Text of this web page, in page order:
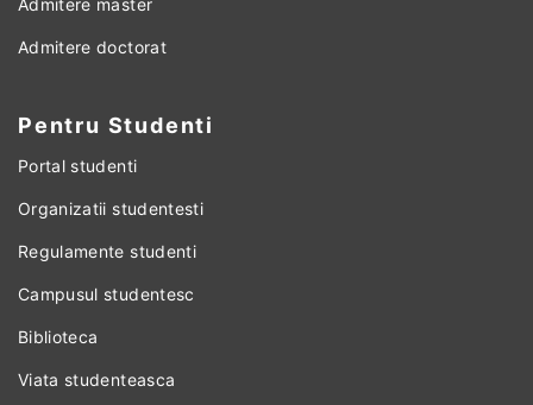
Admitere master
Admitere doctorat
Pentru Studenti
Portal studenti
Organizatii studentesti
Regulamente studenti
Campusul studentesc
Biblioteca
Viata studenteasca